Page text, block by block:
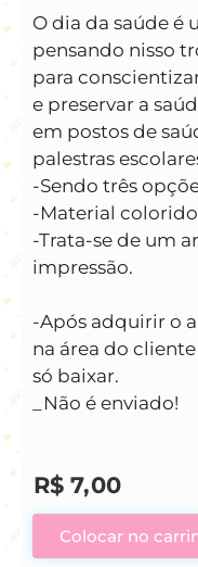
O dia da saúde
pensando nisso
para
e preservar a
em postos de
palestras
-Sendo três
-Material
-Trata-se de um
impressão.
-Após adquirir o
na área do
só baixar.
_Não é enviado!
R$ 7,00
Colocar no